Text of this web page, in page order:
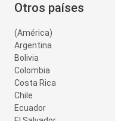
Otros países
(América)
Argentina
Bolivia
Colombia
Costa Rica
Chile
Ecuador